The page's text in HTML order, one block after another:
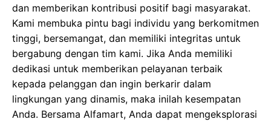
dan memberikan kontribusi positif bagi masyarakat.
Kami membuka pintu bagi individu yang berkomitmen
tinggi, bersemangat, dan memiliki integritas untuk
bergabung dengan tim kami. Jika Anda memiliki
dedikasi untuk memberikan pelayanan terbaik
kepada pelanggan dan ingin berkarir dalam
lingkungan yang dinamis, maka inilah kesempatan
Anda. Bersama Alfamart, Anda dapat mengeksplorasi